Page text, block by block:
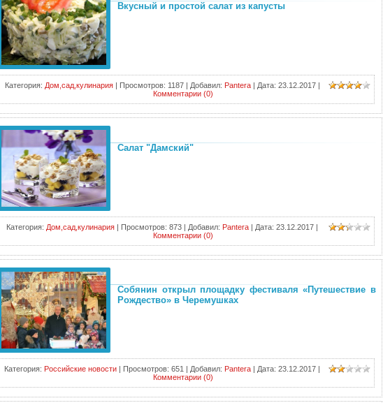
Вкусный и простой салат из капусты
Категория: Дом,сад,кулинария| Просмотров: 1187 | Добавил: Pantera| Дата: 23.12.2017 |
Комментарии (0)
Салат "Дамский"
Категория: Дом,сад,кулинария | Просмотров: 873 | Добавил: Pantera | Дата: 23.12.2017 |
Комментарии (0)
Собянин открыл площадку фестиваля «Путешествие в
Рождество» в Черемушках
Категория: Российские новости | Просмотров: 651 | Добавил: Pantera | Дата: 23.12.2017 |
Комментарии (0)